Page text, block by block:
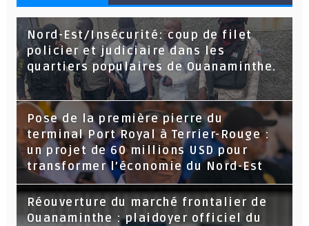
Nord-Est/Insécurité: coup de filet
policier et judiciaire dans les
quartiers populaires de Ouanaminthe.
Pose de la première pierre du
terminal Port Royal à Terrier-Rouge :
un projet de 60 millions USD pour
transformer l’économie du Nord-Est
Réouverture du marché frontalier de
Ouanaminthe : plaidoyer officiel du